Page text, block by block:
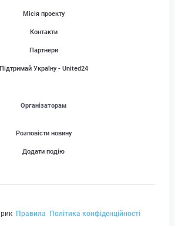
Місія проекту
Контакти
Партнери
Підтримай Україну - United24
Організаторам
Розповісти новину
Додати подію
Правила Політика конфіденційності